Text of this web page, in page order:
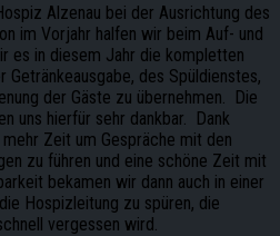
Alzenau bei der Ausrichtung des
im Vorjahr halfen wir beim Auf- und
es in diesem Jahr die kompletten
Getränkeausgabe, des Spüldienstes,
der Gäste zu übernehmen. Die
uns hierfür sehr dankbar. Dank
Zeit um Gespräche mit den
zu führen und eine schöne Zeit mit
bekamen wir dann auch in einer
Hospizleitung zu spüren, die
vergessen wird.